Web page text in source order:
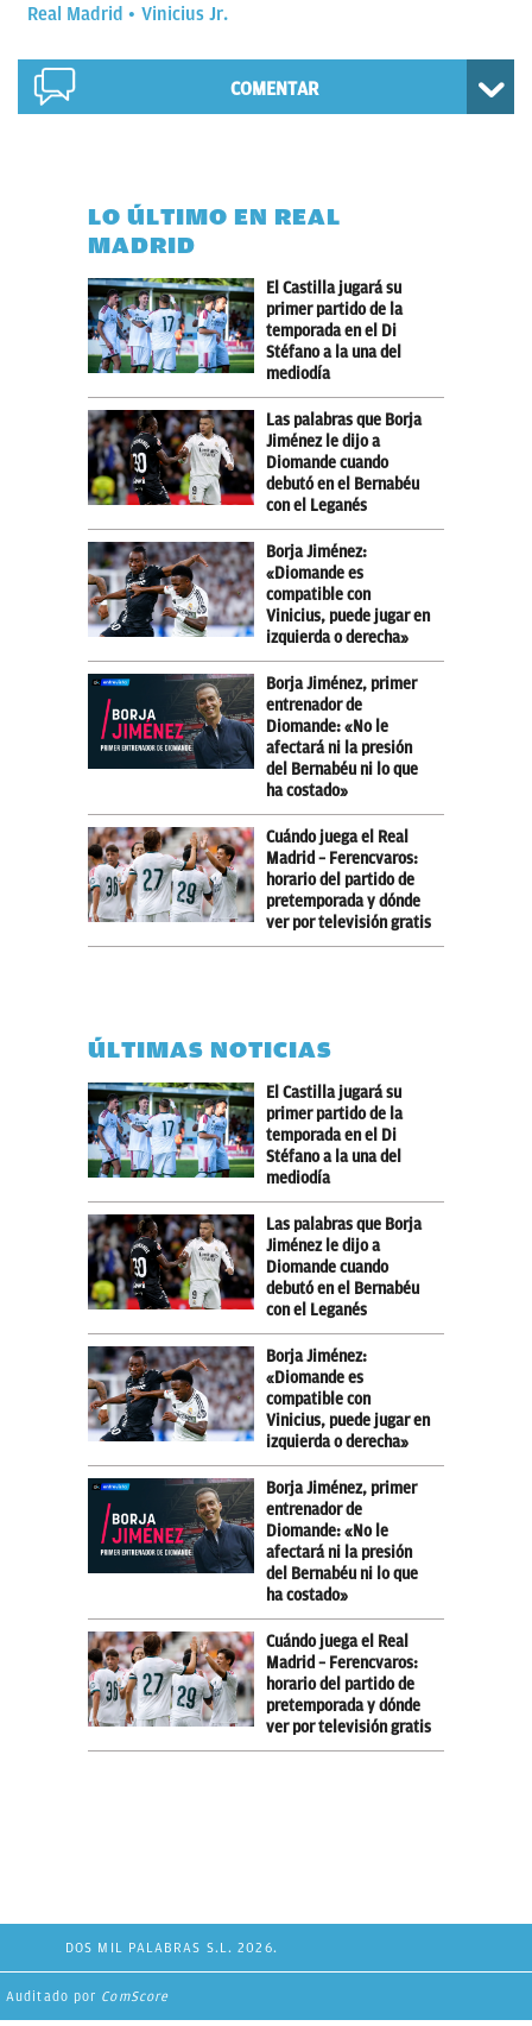
Real Madrid
Vinicius Jr.
COMENTAR
LO ÚLTIMO EN REAL
MADRID
El Castilla jugará su
primer partido de la
temporada en el Di
Stéfano a la una del
mediodía
Las palabras que Borja
Jiménez le dijo a
Diomande cuando
debutó en el Bernabéu
con el Leganés
Borja Jiménez:
«Diomande es
compatible con
Vinicius, puede jugar en
izquierda o derecha»
Borja Jiménez, primer
entrenador de
Diomande: «No le
afectará ni la presión
del Bernabéu ni lo que
ha costado»
Cuándo juega el Real
Madrid – Ferencvaros:
horario del partido de
pretemporada y dónde
ver por televisión gratis
ÚLTIMAS NOTICIAS
El Castilla jugará su
primer partido de la
temporada en el Di
Stéfano a la una del
mediodía
Las palabras que Borja
Jiménez le dijo a
Diomande cuando
debutó en el Bernabéu
con el Leganés
Borja Jiménez:
«Diomande es
compatible con
Vinicius, puede jugar en
izquierda o derecha»
Borja Jiménez, primer
entrenador de
Diomande: «No le
afectará ni la presión
del Bernabéu ni lo que
ha costado»
Cuándo juega el Real
Madrid – Ferencvaros:
horario del partido de
pretemporada y dónde
ver por televisión gratis
DOS MIL PALABRAS S.L. 2026.
Auditado por ComScore